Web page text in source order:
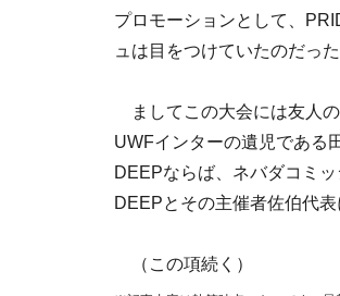
プロモーションとして、
ュは目をつけていたのだった
ましてこの大会には友人
UWFインターの遺児である
DEEPならば、ネバダコミ
DEEPとその主催者佐伯代
（この項続く）